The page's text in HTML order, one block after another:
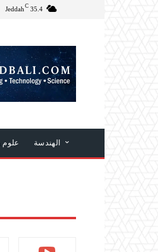
35.4
C
Jeddah
الهندسة